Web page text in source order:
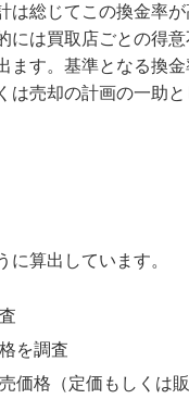
は総じてこの換金率
には買取店ごとの得
ます。基準となる換金
は売却の計画の一助と
に算出しています。
を調査
価格（定価もしくは